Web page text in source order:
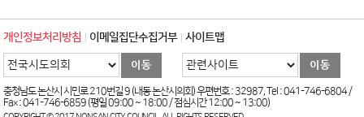
개인정보처리방침 이메일집단수집거부 사이트맵
충청남도 논산시 시민로 210번길 9 (내동 논산시의회) 우편번호 : 32987, Tel : 041-746-6804 /
Fax : 041-746-6859 (평일 09:00 ~ 18:00 / 점심시간 12:00 ~ 13:00)